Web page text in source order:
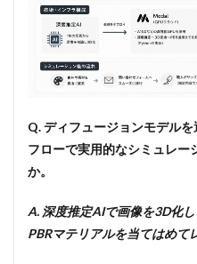
Q. ディフュージョンモデル
フローで実用的なシミュレー
か。
A. 深度推定AIで画像を3D化
PBRマテリアルを当てはめて